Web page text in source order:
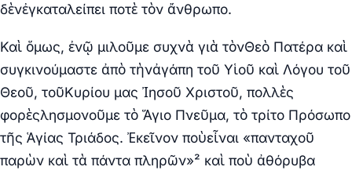
δὲνἐγκαταλείπει ποτὲ τὸν ἄνθρωπο.
Καὶ ὅμως, ἐνῷ μιλοῦμε συχνὰ γιὰ τὸνΘεὸ Πατέρα καὶ
συγκινούμαστε ἀπὸ τὴνἀγάπη τοῦ Υἱοῦ καὶ Λόγου τοῦ
Θεοῦ, τοῦΚυρίου μας Ἰησοῦ Χριστοῦ, πολλὲς
φορὲςλησμονοῦμε τὸ Ἅγιο Πνεῦμα, τὸ τρίτο Πρόσωπο
τῆς Ἁγίας Τριάδος. Ἐκεῖνον ποὺεἶναι «πανταχοῦ
παρὼν καὶ τὰ πάντα πληρῶν»² καὶ ποὺ ἀθόρυβα